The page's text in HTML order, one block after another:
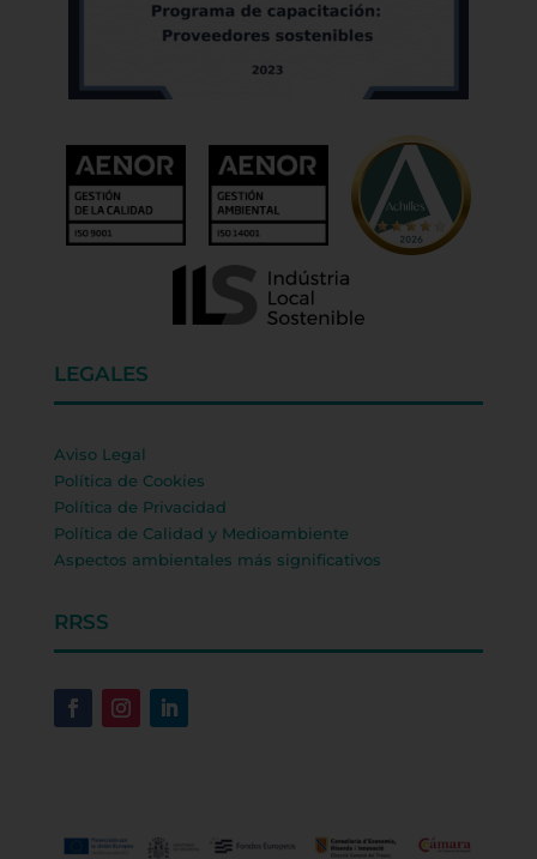
LEGALES
Aviso Legal
Política de Cookies
Política de Privacidad
Política de Calidad y Medioambiente
Aspectos ambientales más significativos
RRSS